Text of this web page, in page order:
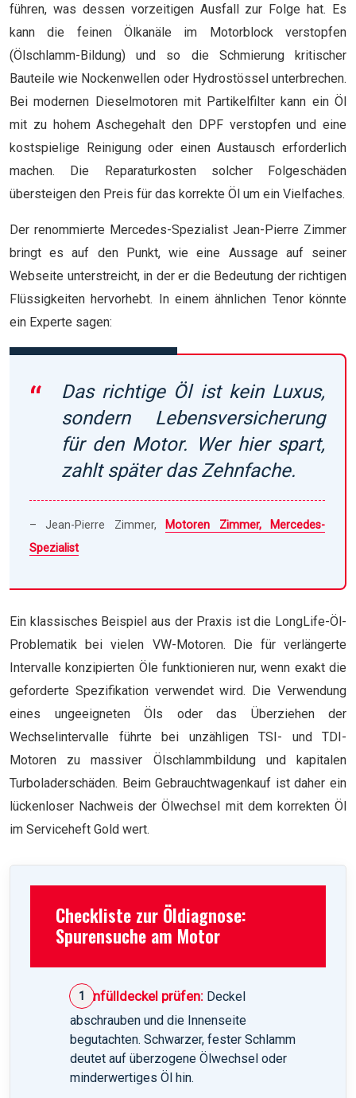
führen, was dessen vorzeitigen Ausfall zur Folge hat. Es
kann die feinen Ölkanäle im Motorblock verstopfen
(Ölschlamm-Bildung) und so die Schmierung kritischer
Bauteile wie Nockenwellen oder Hydrostössel unterbrechen.
Bei modernen Dieselmotoren mit Partikelfilter kann ein Öl
mit zu hohem Aschegehalt den DPF verstopfen und eine
kostspielige Reinigung oder einen Austausch erforderlich
machen. Die Reparaturkosten solcher Folgeschäden
übersteigen den Preis für das korrekte Öl um ein Vielfaches.
Der renommierte Mercedes-Spezialist Jean-Pierre Zimmer
bringt es auf den Punkt, wie eine Aussage auf seiner
Webseite unterstreicht, in der er die Bedeutung der richtigen
Flüssigkeiten hervorhebt. In einem ähnlichen Tenor könnte
ein Experte sagen:
Das richtige Öl ist kein Luxus,
sondern Lebensversicherung
für den Motor. Wer hier spart,
zahlt später das Zehnfache.
– Jean-Pierre Zimmer,
Motoren Zimmer, Mercedes-
Spezialist
Ein klassisches Beispiel aus der Praxis ist die LongLife-Öl-
Problematik bei vielen VW-Motoren. Die für verlängerte
Intervalle konzipierten Öle funktionieren nur, wenn exakt die
geforderte Spezifikation verwendet wird. Die Verwendung
eines ungeeigneten Öls oder das Überziehen der
Wechselintervalle führte bei unzähligen TSI- und TDI-
Motoren zu massiver Ölschlammbildung und kapitalen
Turboladerschäden. Beim Gebrauchtwagenkauf ist daher ein
lückenloser Nachweis der Ölwechsel mit dem korrekten Öl
im Serviceheft Gold wert.
Checkliste zur Öldiagnose:
Spurensuche am Motor
Öleinfülldeckel prüfen: Deckel
abschrauben und die Innenseite
begutachten. Schwarzer, fester Schlamm
deutet auf überzogene Ölwechsel oder
minderwertiges Öl hin.